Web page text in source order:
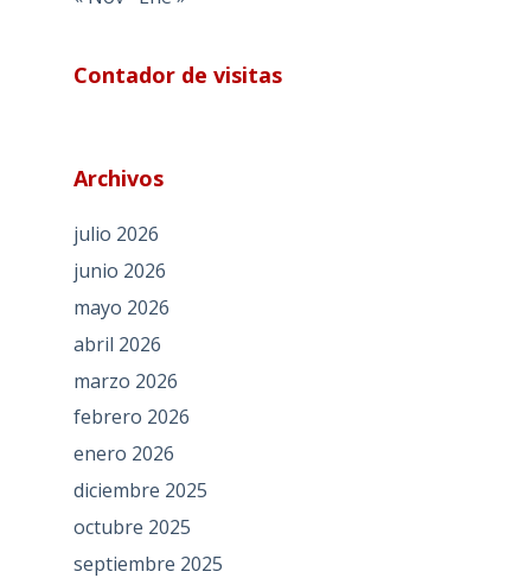
Contador de visitas
Archivos
julio 2026
junio 2026
mayo 2026
abril 2026
marzo 2026
febrero 2026
enero 2026
diciembre 2025
octubre 2025
septiembre 2025